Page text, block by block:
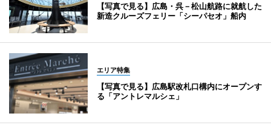
【写真で見る】広島・呉－松山航路に就航した
新造クルーズフェリー「シーパセオ」船内
エリア特集
【写真で見る】広島駅改札口構内にオープンす
る「アントレマルシェ」